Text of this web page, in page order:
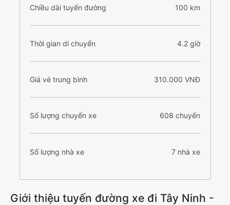
Chiều dài tuyến đường 100 km
Thời gian di chuyển 4.2 giờ
Giá vé trung bình 310.000 VNĐ
Số lượng chuyến xe 608 chuyến
Số lượng nhà xe 7 nhà xe
Giới thiệu tuyến đường xe đi Tây Ninh -